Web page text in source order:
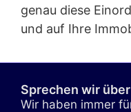
genau diese
und auf Ihre
Sprechen wir
Wir haben immer